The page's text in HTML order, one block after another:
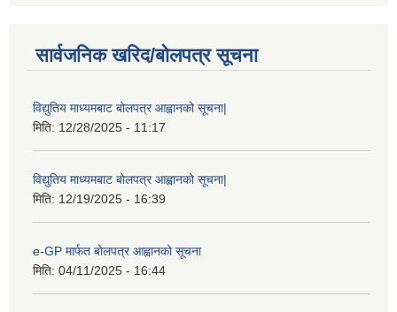
सार्वजनिक खरिद/बोलपत्र सूचना
विद्युतिय माध्यमबाट बोलपत्र आह्वानको सूचना|
मिति: 12/28/2025 - 11:17
विद्युतिय माध्यमबाट बोलपत्र आह्वानको सूचना|
मिति: 12/19/2025 - 16:39
e-GP मार्फत बोलपत्र आह्वानको सूचना
मिति: 04/11/2025 - 16:44